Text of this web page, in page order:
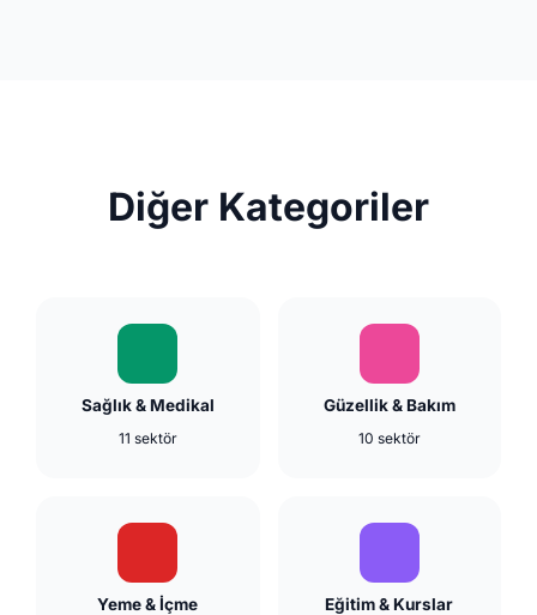
Diğer Kategoriler
Sağlık & Medikal
11 sektör
Güzellik & Bakım
10 sektör
Yeme & İçme Eğitim & Kurslar